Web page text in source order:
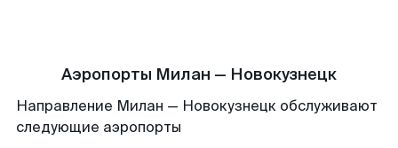
Аэропорты Милан — Новокузнецк
Направление Милан — Новокузнецк обслуживают
следующие аэропорты